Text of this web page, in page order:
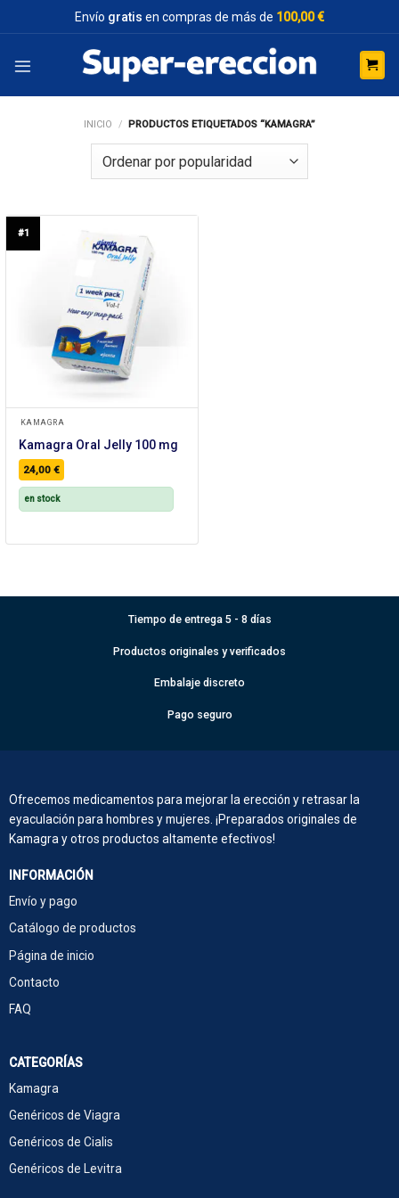
Envío gratis en compras de más de 100,00 €
INICIO / PRODUCTOS ETIQUETADOS “KAMAGRA”
#1
KAMAGRA
Kamagra Oral Jelly 100 mg
24,00€
en stock
Tiempo de entrega 5 - 8 días
Productos originales y verificados
Embalaje discreto
Pago seguro
Ofrecemos medicamentos para mejorar la erección y retrasar la
eyaculación para hombres y mujeres. ¡Preparados originales de
Kamagra y otros productos altamente efectivos!
INFORMACIÓN
Envío y pago
Catálogo de productos
Página de inicio
Contacto
FAQ
CATEGORÍAS
Kamagra
Genéricos de Viagra
Genéricos de Cialis
Genéricos de Levitra